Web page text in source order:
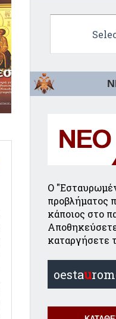
Ο
προβλήματος
κάποιος στο
καταργήσετε
oestau